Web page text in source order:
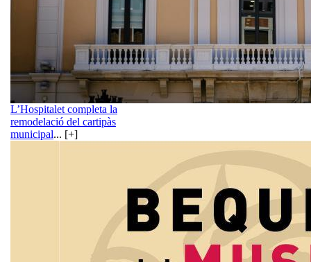
L’Hospitalet completa la
remodelació del cartipàs
municipal... [+]